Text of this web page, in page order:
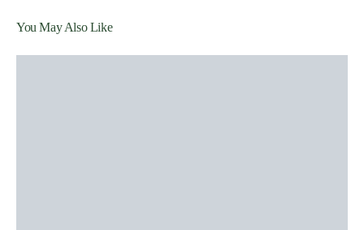
You May Also Like